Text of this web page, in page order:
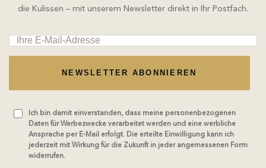
die Kulissen – mit unserem Newsletter direkt in Ihr Postfach.
NEWSLETTER ABONNIEREN
Ich bin damit einverstanden, dass meine personenbezogenen
Daten für Werbezwecke verarbeitet werden und eine werbliche
Ansprache per E-Mail erfolgt. Die erteilte Einwilligung kann ich
jederzeit mit Wirkung für die Zukunft in jeder angemessenen Form
widerrufen.